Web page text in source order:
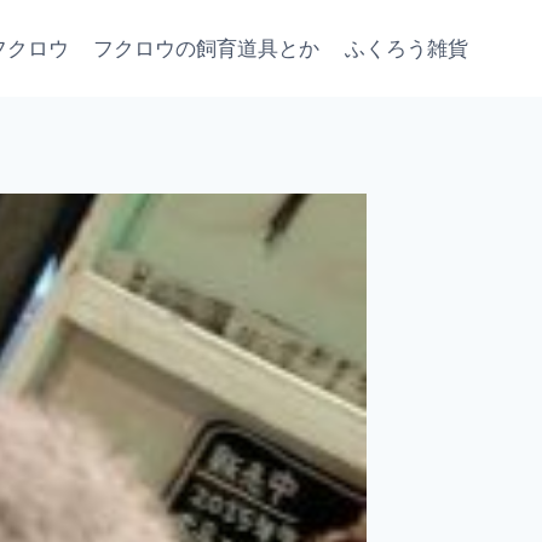
クロウ フクロウの飼育道具とか ふくろう雑貨